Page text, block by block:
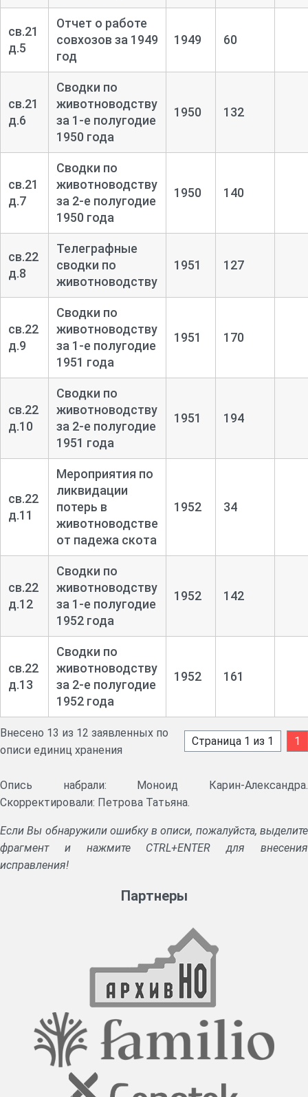
св.21
д.5
Отчет о работе
совхозов за 1949
год
1949 60
св.21
д.6
Сводки по
животноводству
за 1-е полугодие
1950 года
1950 132
св.21
д.7
Сводки по
животноводству
за 2-е полугодие
1950 года
1950 140
св.22
д.8
Телеграфные
сводки по
животноводству
1951 127
св.22
д.9
Сводки по
животноводству
за 1-е полугодие
1951 года
1951 170
св.22
д.10
Сводки по
животноводству
за 2-е полугодие
1951 года
1951 194
св.22
д.11
Мероприятия по
ликвидации
потерь в
животноводстве
от падежа скота
1952 34
св.22
д.12
Сводки по
животноводству
за 1-е полугодие
1952 года
1952 142
св.22
д.13
Сводки по
животноводству
за 2-е полугодие
1952 года
1952 161
Внесено 13 из 12 заявленных по
описи единиц хранения
Страница 1 из 1 1
Опись набрали: Моноид Карин-Александра.
Скорректировали: Петрова Татьяна.
Если Вы обнаружили ошибку в описи, пожалуйста, выделите
фрагмент и нажмите CTRL+ENTER для внесения
исправления!
Партнеры